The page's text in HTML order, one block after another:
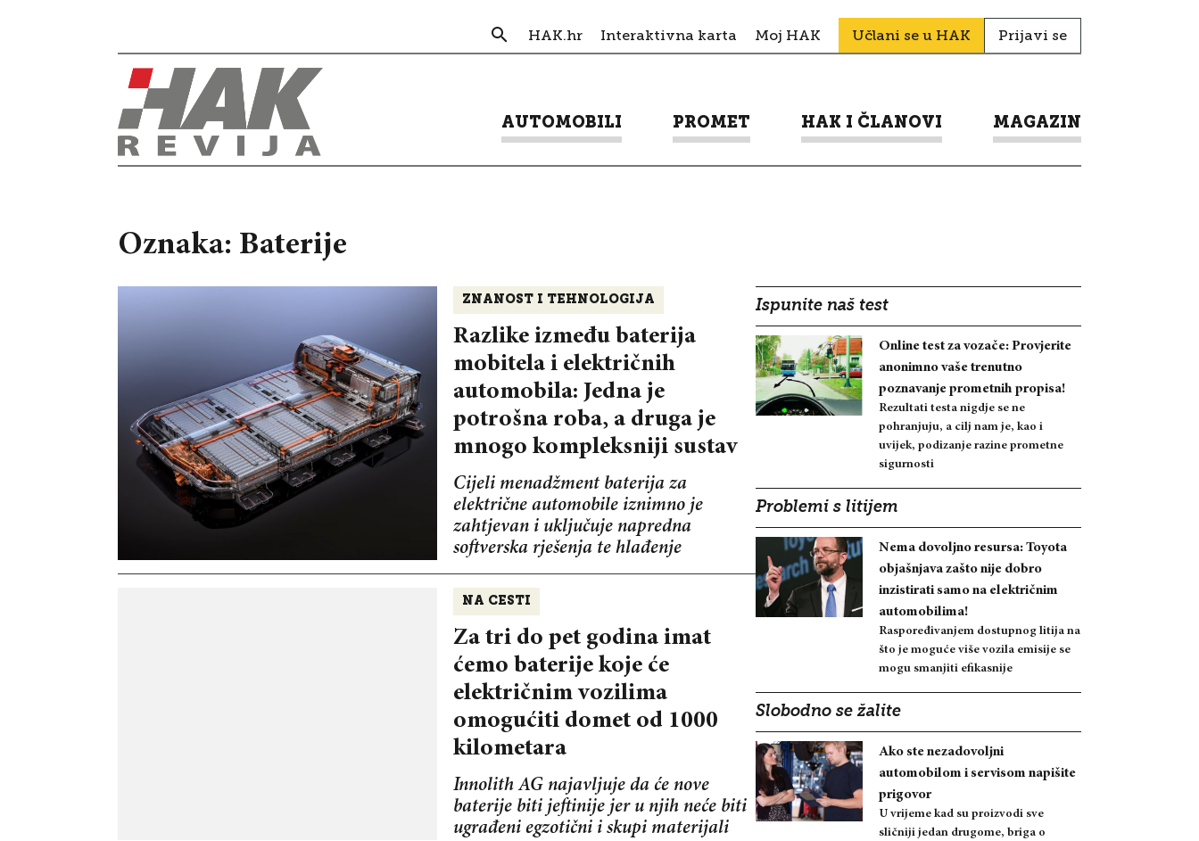
HAK.hr Interaktivna karta Moj HAK Učlani se u HAK Prijavi se
AUTOMOBILI PROMET HAK I ČLANOVI MAGAZIN
Oznaka: Baterije
ZNANOST I TEHNOLOGIJA
Razlike između baterija
mobitela i električnih
automobila: Jedna je
potrošna roba, a druga je
mnogo kompleksniji sustav
Cijeli menadžment baterija za
električne automobile iznimno je
zahtjevan i uključuje napredna
softverska rješenja te hlađenje
NA CESTI
Za tri do pet godina imat
ćemo baterije koje će
električnim vozilima
omogućiti domet od 1000
kilometara
Innolith AG najavljuje da će nove
baterije biti jeftinije jer u njih neće biti
ugrađeni egzotični i skupi materijali
Ispunite naš test
Online test za vozače: Provjerite
anonimno vaše trenutno
poznavanje prometnih propisa!
Rezultati testa nigdje se ne
pohranjuju, a cilj nam je, kao i
uvijek, podizanje razine prometne
sigurnosti
Problemi s litijem
Nema dovoljno resursa: Toyota
objašnjava zašto nije dobro
inzistirati samo na električnim
automobilima!
Raspoređivanjem dostupnog litija na
što je moguće više vozila emisije se
mogu smanjiti efikasnije
Slobodno se žalite
Ako ste nezadovoljni
automobilom i servisom napišite
prigovor
U vrijeme kad su proizvodi sve
sličniji jedan drugome, briga o